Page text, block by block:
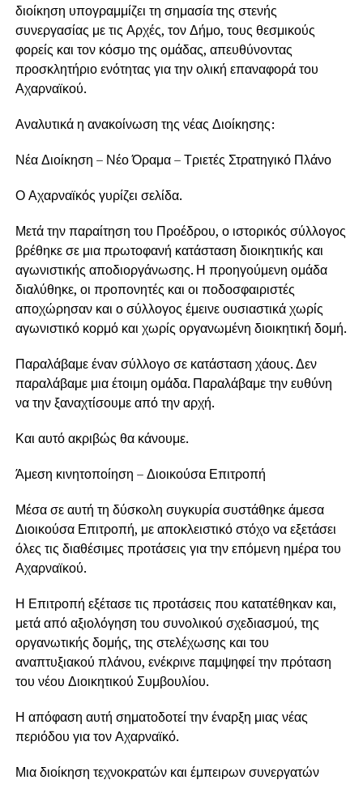
διοίκηση υπογραμμίζει τη σημασία της στενής
συνεργασίας με τις Αρχές, τον Δήμο, τους θεσμικούς
φορείς και τον κόσμο της ομάδας, απευθύνοντας
προσκλητήριο ενότητας για την ολική επαναφορά του
Αχαρναϊκού.
Αναλυτικά η ανακοίνωση της νέας Διοίκησης:
Νέα Διοίκηση – Νέο Όραμα – Τριετές Στρατηγικό Πλάνο
Ο Αχαρναϊκός γυρίζει σελίδα.
Μετά την παραίτηση του Προέδρου, ο ιστορικός σύλλογος
βρέθηκε σε μια πρωτοφανή κατάσταση διοικητικής και
αγωνιστικής αποδιοργάνωσης. Η προηγούμενη ομάδα
διαλύθηκε, οι προπονητές και οι ποδοσφαιριστές
αποχώρησαν και ο σύλλογος έμεινε ουσιαστικά χωρίς
αγωνιστικό κορμό και χωρίς οργανωμένη διοικητική δομή.
Παραλάβαμε έναν σύλλογο σε κατάσταση χάους. Δεν
παραλάβαμε μια έτοιμη ομάδα. Παραλάβαμε την ευθύνη
να την ξαναχτίσουμε από την αρχή.
Και αυτό ακριβώς θα κάνουμε.
Άμεση κινητοποίηση – Διοικούσα Επιτροπή
Μέσα σε αυτή τη δύσκολη συγκυρία συστάθηκε άμεσα
Διοικούσα Επιτροπή, με αποκλειστικό στόχο να εξετάσει
όλες τις διαθέσιμες προτάσεις για την επόμενη ημέρα του
Αχαρναϊκού.
Η Επιτροπή εξέτασε τις προτάσεις που κατατέθηκαν και,
μετά από αξιολόγηση του συνολικού σχεδιασμού, της
οργανωτικής δομής, της στελέχωσης και του
αναπτυξιακού πλάνου, ενέκρινε παμψηφεί την πρόταση
του νέου Διοικητικού Συμβουλίου.
Η απόφαση αυτή σηματοδοτεί την έναρξη μιας νέας
περιόδου για τον Αχαρναϊκό.
Μια διοίκηση τεχνοκρατών και έμπειρων συνεργατών